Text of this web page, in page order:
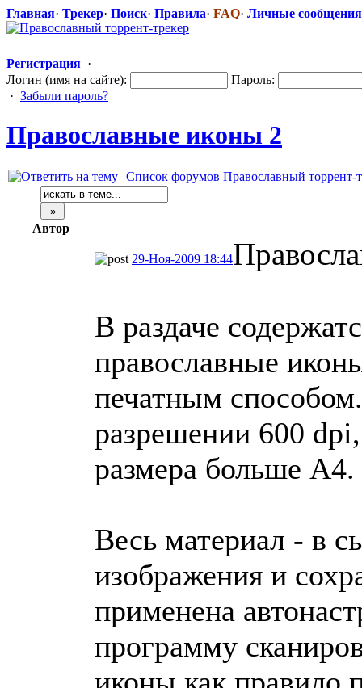
Главная· Трекер· Поиск· Правила· FAQ· Личные сообщения
Регистрация ·
Логин (имя на сайте):
Пароль:
· Забыли пароль?
Православные ​ иконы 2
Список форумов Православный торрент-
Автор
29-Ноя-2009 18:44
В раздаче
православные
печатным
разрешении 600
размера больше A4.
Весь материал - в
изображения и
применена
программу